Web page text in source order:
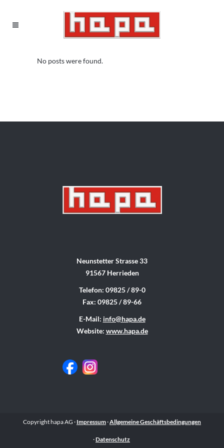
No posts were found.
Neunstetter Strasse 33
91567 Herrieden
Telefon: 09825 / 89-0
Fax: 09825 / 89-66
E-Mail: info@hapa.de
Website: www.hapa.de
Copyright hapa AG · Impressum·Allgemeine Geschäftsbedingungen
·Datenschutz